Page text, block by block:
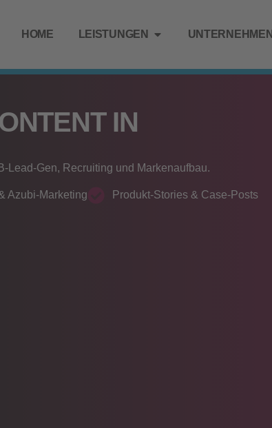
HOME LEISTUNGEN UNTERNEHMEN
IN
Recruiting und Markenaufbau.
Azubi‑Marketing Produkt‑Stories & Case‑Posts